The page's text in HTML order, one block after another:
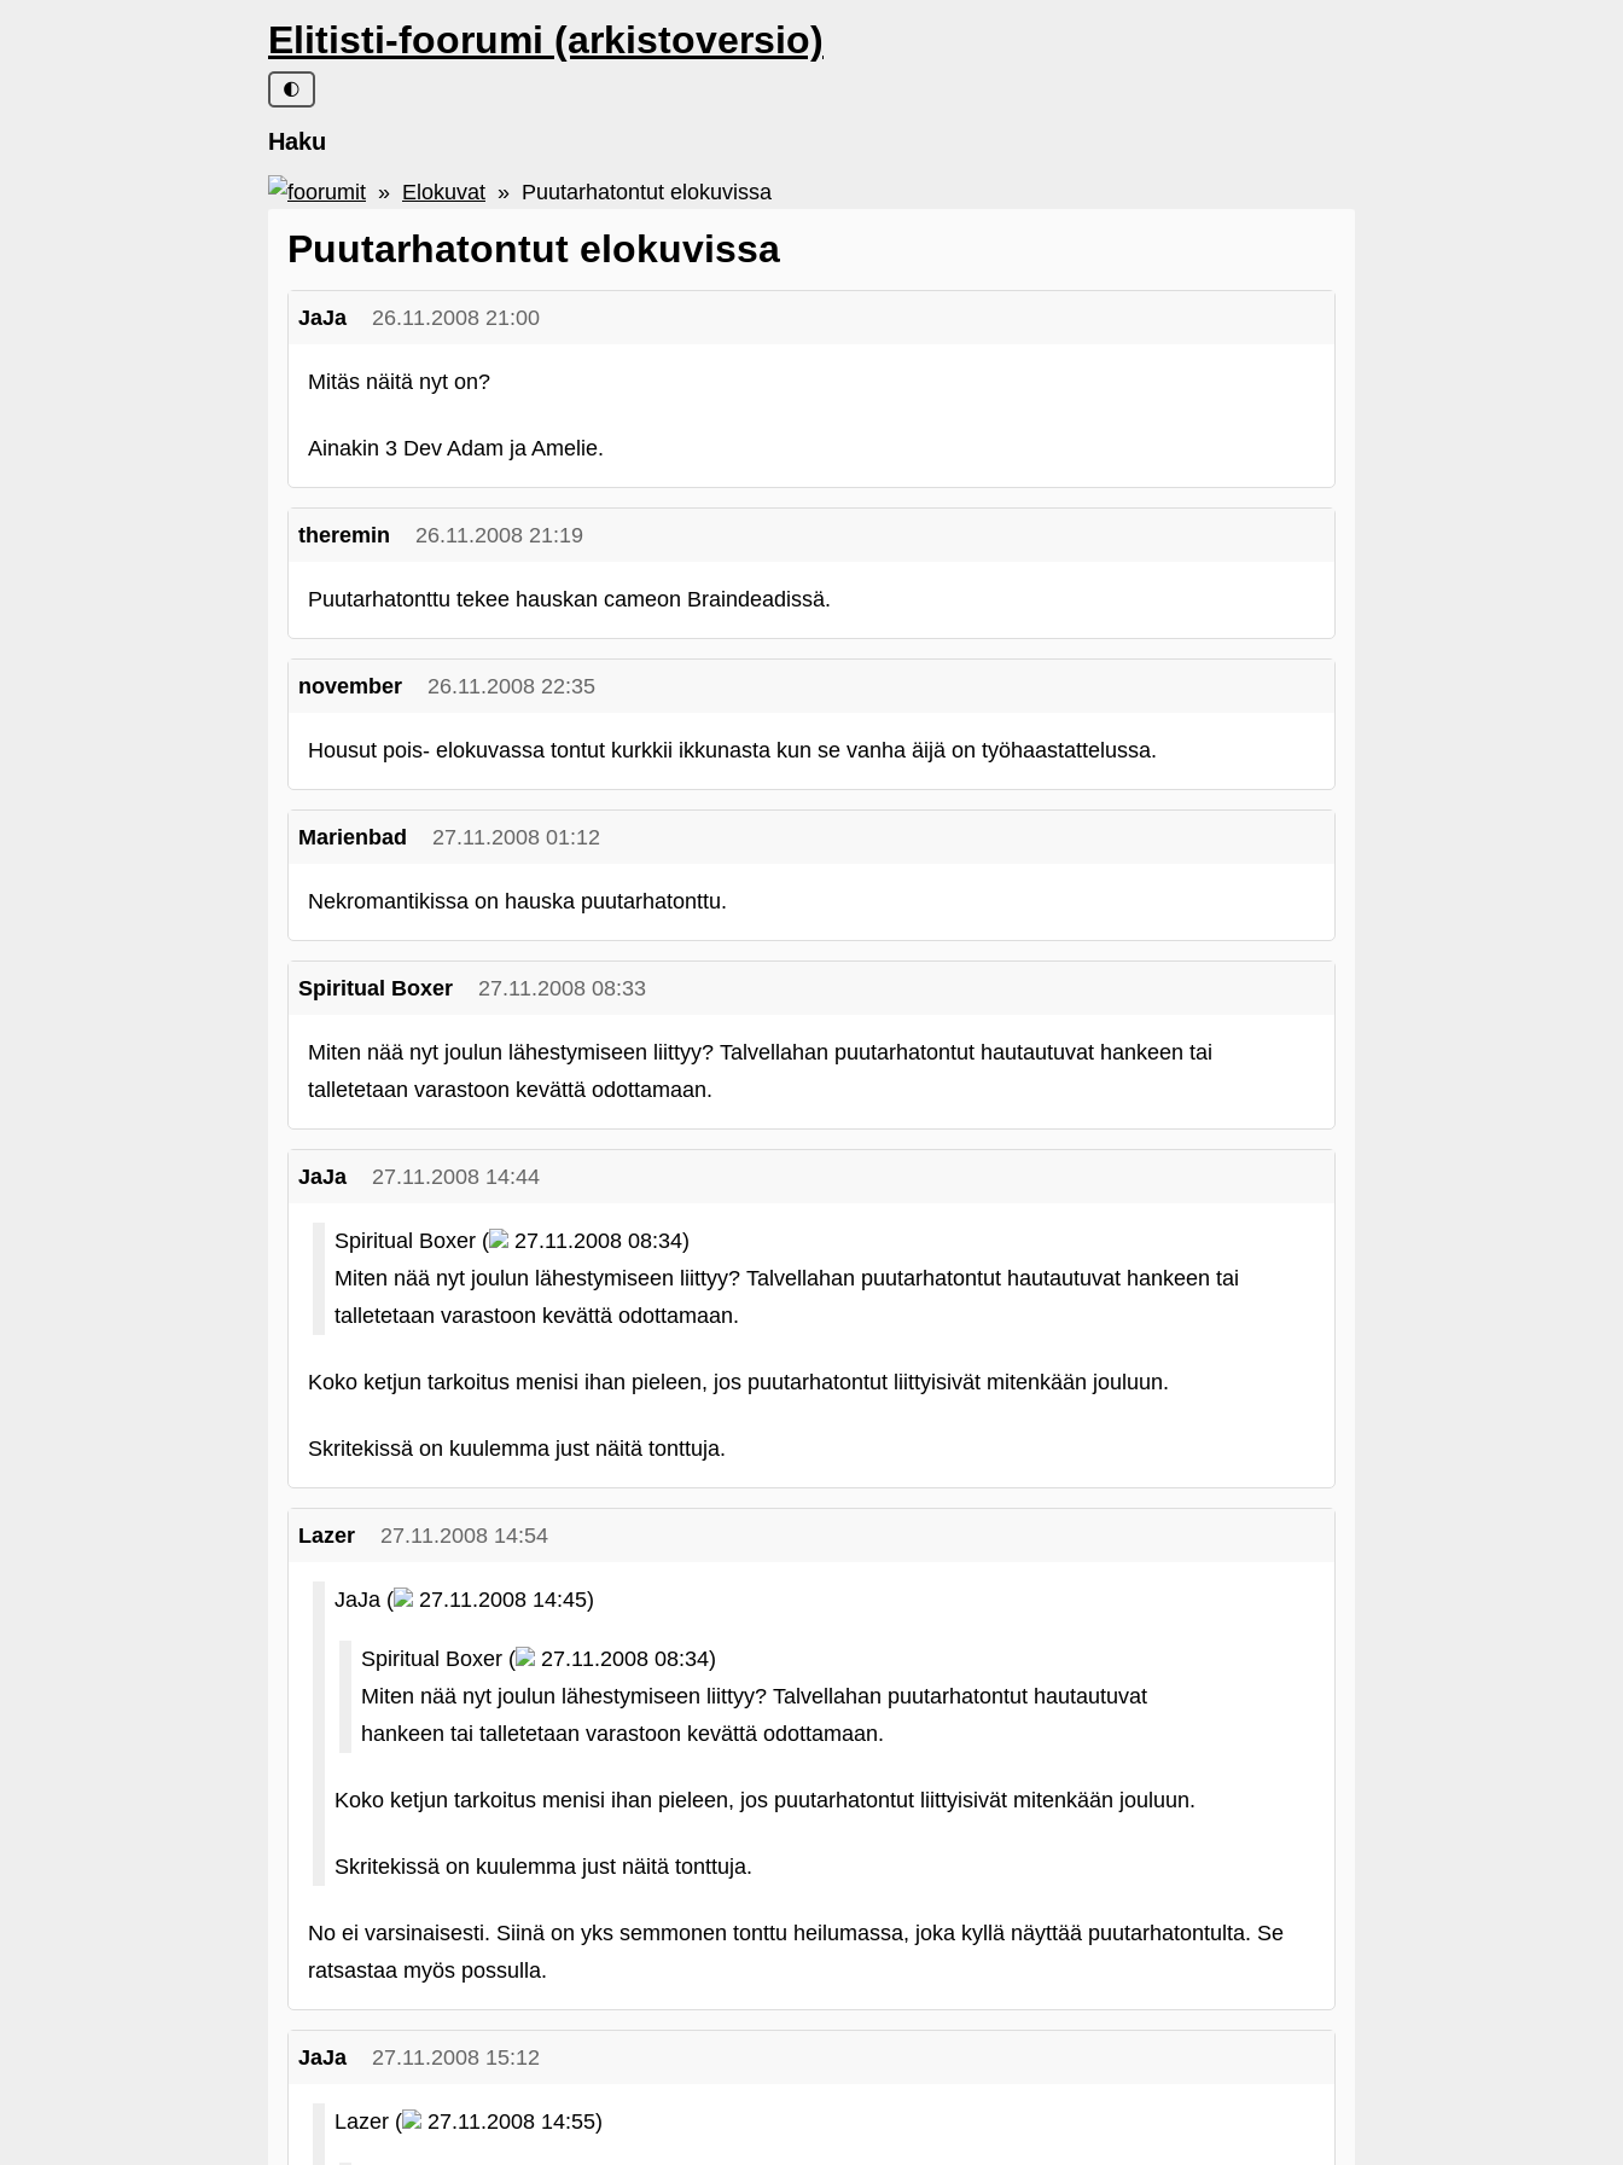
Elitisti-foorumi (arkistoversio)
🌓
Haku
» Elokuvat » Puutarhatontut elokuvissa
Puutarhatontut elokuvissa
JaJa 26.11.2008 21:00
Mitäs näitä nyt on?
Ainakin 3 Dev Adam ja Amelie.
theremin 26.11.2008 21:19
Puutarhatonttu tekee hauskan cameon Braindeadissä.
november 26.11.2008 22:35
Housut pois- elokuvassa tontut kurkkii ikkunasta kun se vanha äijä on työhaastattelussa.
Marienbad 27.11.2008 01:12
Nekromantikissa on hauska puutarhatonttu.
Spiritual Boxer 27.11.2008 08:33
Miten nää nyt joulun lähestymiseen liittyy? Talvellahan puutarhatontut hautautuvat hankeen tai
talletetaan varastoon kevättä odottamaan.
JaJa 27.11.2008 14:44
Spiritual Boxer (
27.11.2008 08:34)
Miten nää nyt joulun lähestymiseen liittyy? Talvellahan puutarhatontut hautautuvat hankeen tai
talletetaan varastoon kevättä odottamaan.
Koko ketjun tarkoitus menisi ihan pieleen, jos puutarhatontut liittyisivät mitenkään jouluun.
Skritekissä on kuulemma just näitä tonttuja.
Lazer 27.11.2008 14:54
JaJa ( 27.11.2008 14:45)
Spiritual Boxer (
27.11.2008 08:34)
Miten nää nyt joulun lähestymiseen liittyy? Talvellahan puutarhatontut hautautuvat
hankeen tai talletetaan varastoon kevättä odottamaan.
Koko ketjun tarkoitus menisi ihan pieleen, jos puutarhatontut liittyisivät mitenkään jouluun.
Skritekissä on kuulemma just näitä tonttuja.
No ei varsinaisesti. Siinä on yks semmonen tonttu heilumassa, joka kyllä näyttää puutarhatontulta. Se
ratsastaa myös possulla.
JaJa 27.11.2008 15:12
Lazer ( 27.11.2008 14:55)